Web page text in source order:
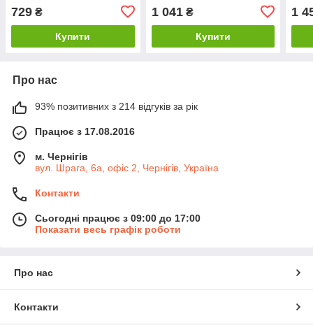
729 ₴
Купити
1 041₴
Купити
1
Про нас
93% позитивних з 214 відгуків за рік
Працює з 17.08.2016
м. Чернігів
вул. Шрага, 6а, офіс 2, Чернігів, Україна
Контакти
Сьогодні працює з 09:00 до 17:00
Показати весь графік роботи
Про нас
Контакти